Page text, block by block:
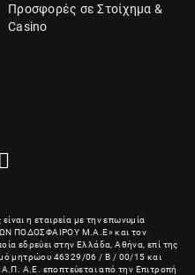
Προσφορές σε Στοίχημα &
Casino
η εταιρεία με την επωνυμία
ΠΟΔΟΣΦΑΙΡΟΥ Μ.Α.Ε» και τον
εδρεύει στην Ελλάδα, Αθήνα, επί της
μητρώου 46329/06 / B / 00/15 και
Α.Ε. εποπτεύεται από την Επιτροπή